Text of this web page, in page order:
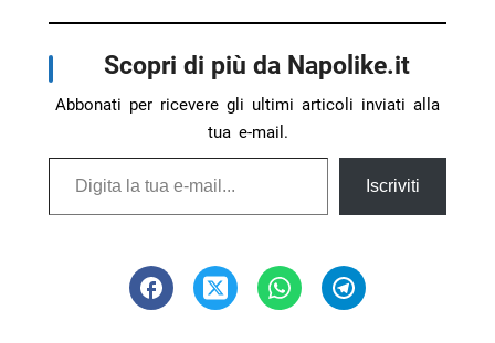
Scopri di più da Napolike.it
Abbonati per ricevere gli ultimi articoli inviati alla
tua e-mail.
Digita la tua e-mail...
Iscriviti